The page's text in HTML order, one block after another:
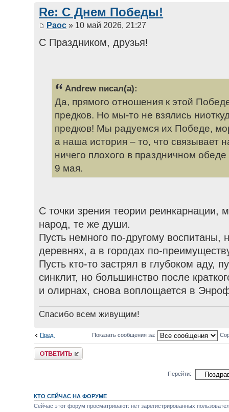
Re: С Днем Победы!
Раос » 10 май 2026, 21:27
С Праздником, друзья!
Andrew писал(а):
Да, прямого отношения к этой
предков. Но мы-то не взялись
предков! Мы радуемся их Победе,
а наша история – то, что связывает
ничего плохого в праздничном
9 мая.
С точки зрения теории реинкарнации,
народ, те же души.
Пусть немного по-другому воспитаны,
деревнях, а в городах по-
Пусть кто-то застрял в глубоком аду,
синклит, но большинство после
и олирнах, снова воплощается в
Спасибо всем живущим!
Пред. Показать сообщения за:
Ответить
Перейти:
КТО СЕЙЧАС НА ФОРУМЕ
Сейчас этот форум просматривают: нет зарегистрированных